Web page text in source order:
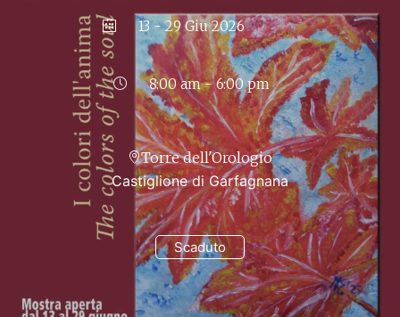
13 - 29 Giu 2026
Scaduto
8:00 am - 6:00 pm
Torre dell'Orologio
Castiglione di Garfagnana